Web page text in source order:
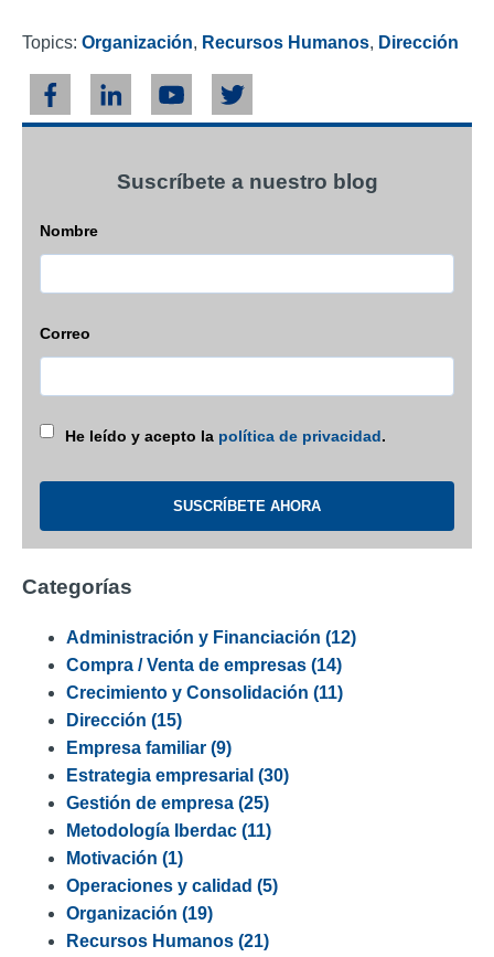
Topics: Organización, Recursos Humanos, Dirección
Suscríbete a nuestro blog
Nombre
Correo
He leído y acepto la política de privacidad.
Categorías
Administración y Financiación (12)
Compra / Venta de empresas (14)
Crecimiento y Consolidación (11)
Dirección (15)
Empresa familiar (9)
Estrategia empresarial (30)
Gestión de empresa (25)
Metodología Iberdac (11)
Motivación (1)
Operaciones y calidad (5)
Organización (19)
Recursos Humanos (21)